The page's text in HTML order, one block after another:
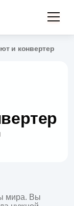
и конвертер
мира. Вы